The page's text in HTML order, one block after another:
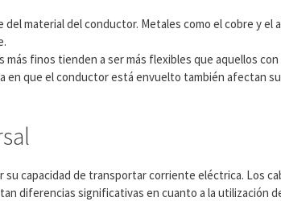
del material del conductor. Metales como el cobre y
finos tienden a ser más flexibles que aquellos con
en que el conductor está envuelto también afectan
capacidad de transportar corriente eléctrica. Los
diferencias significativas en cuanto a la utilización